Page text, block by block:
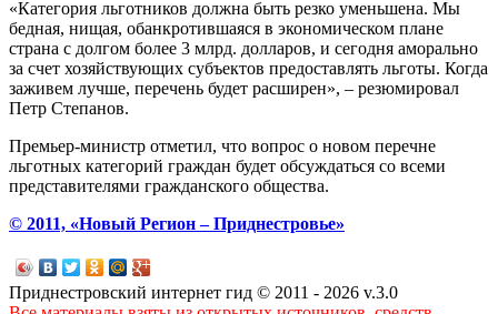
«Категория льготников должна быть резко уменьшена. Мы
бедная, нищая, обанкротившаяся в экономическом плане
страна с долгом более 3 млрд. долларов, и сегодня аморально
за счет хозяйствующих субъектов предоставлять льготы. Когда
заживем лучше, перечень будет расширен», – резюмировал
Петр Степанов.
Премьер-министр отметил, что вопрос о новом перечне
льготных категорий граждан будет обсуждаться со всеми
представителями гражданского общества.
© 2011, «Новый Регион – Приднестровье»
Приднестровский интернет гид © 2011 - 2026 v.3.0